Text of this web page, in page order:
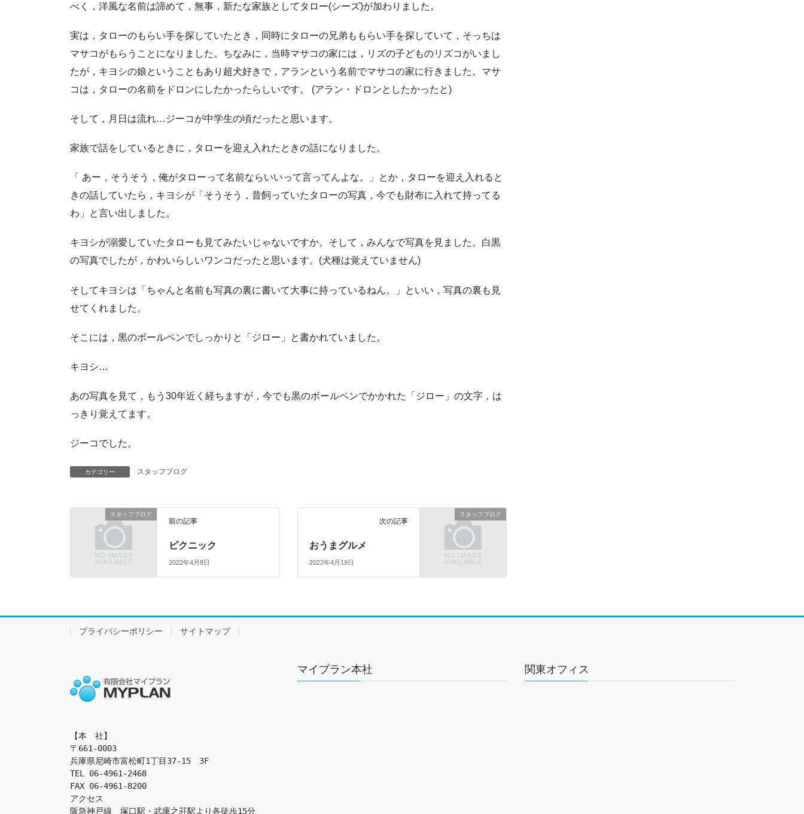
べく，洋風な名前は諦めて，無事，新たな家族としてタロー(シーズ)が加わりました。
実は，タローのもらい手を探していたとき，同時にタローの兄弟ももらい手を探していて，そっちは
マサコがもらうことになりました。 ちなみに，当時マサコの家には，リズの子どものリズコがいまし
たが，キヨシの娘ということもあり超犬好きで，アランという名前でマサコの家に行きました。 マサ
コは，タローの名前をドロンにしたかったらしいです。
(アラン・ドロンとしたかったと)
そして，月日は流れ…ジーコが中学生の頃だったと思います。
家族で話をしているときに，タローを迎え入れたときの話になりました。
「 あー，そうそう，俺がタローって名前ならいいって言ってんよな。」
とか，タローを迎え入れると
きの話していたら， キヨシが「そうそう，昔飼っていたタローの写真，今でも財布に入れて持ってる
わ」と言い出しました。
キヨシが溺愛していたタローも見てみたいじゃないですか。 そして，みんなで写真を見ました。 白黒
の写真でしたが，かわいらしいワンコだったと思います。 (犬種は覚えていません)
そしてキヨシは「ちゃんと名前も写真の裏に書いて大事に持っているねん。」
といい，写真の裏も見
せてくれました。
そこには，黒のボールペンでしっかりと「ジロー」と書かれていました。
キヨシ…
あの写真を見て，もう30年近く経ちますが，今でも黒のボールペンでかかれた「ジロー」の文字，は
っきり覚えてます。
ジーコでした。
カテゴリー スタッフブログ
スタッフブログ
前の記事
ピクニック
2022年4月8日
スタッフブログ
次の記事
おうまグルメ
2022年4月19日
プライバシーポリシー サイトマップ
【本　社】
〒661-0003
兵庫県尼崎市富松町1丁目37-15　3F
TEL 06-4961-2468
FAX 06-4961-8200
アクセス
阪急神戸線　塚口駅・武庫之荘駅より各徒歩15分
マイプラン本社 関東オフィス